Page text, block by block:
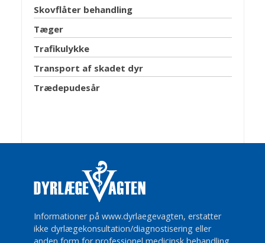
Skovflåter behandling
Tæger
Trafikulykke
Transport af skadet dyr
Trædepudesår
Informationer på www.dyrlaegevagten, erstatter
ikke dyrlægekonsultation/diagnostisering eller